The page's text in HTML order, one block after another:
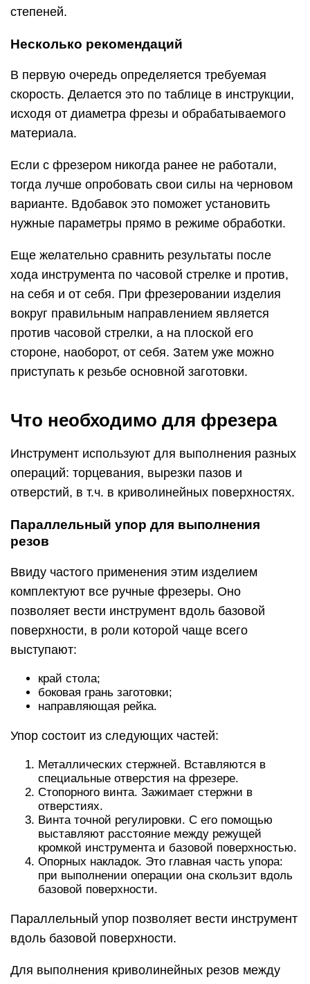
степеней.
Несколько рекомендаций
В первую очередь определяется требуемая
скорость. Делается это по таблице в инструкции,
исходя от диаметра фрезы и обрабатываемого
материала.
Если с фрезером никогда ранее не работали,
тогда лучше опробовать свои силы на черновом
варианте. Вдобавок это поможет установить
нужные параметры прямо в режиме обработки.
Еще желательно сравнить результаты после
хода инструмента по часовой стрелке и против,
на себя и от себя. При фрезеровании изделия
вокруг правильным направлением является
против часовой стрелки, а на плоской его
стороне, наоборот, от себя. Затем уже можно
приступать к резьбе основной заготовки.
Что необходимо для фрезера
Инструмент используют для выполнения разных
операций: торцевания, вырезки пазов и
отверстий, в т.ч. в криволинейных поверхностях.
Параллельный упор для выполнения
резов
Ввиду частого применения этим изделием
комплектуют все ручные фрезеры. Оно
позволяет вести инструмент вдоль базовой
поверхности, в роли которой чаще всего
выступают:
край стола;
боковая грань заготовки;
направляющая рейка.
Упор состоит из следующих частей:
Металлических стержней. Вставляются в
специальные отверстия на фрезере.
Стопорного винта. Зажимает стержни в
отверстиях.
Винта точной регулировки. С его помощью
выставляют расстояние между режущей
кромкой инструмента и базовой поверхностью.
Опорных накладок. Это главная часть упора:
при выполнении операции она скользит вдоль
базовой поверхности.
Параллельный упор позволяет вести инструмент
вдоль базовой поверхности.
Для выполнения криволинейных резов между